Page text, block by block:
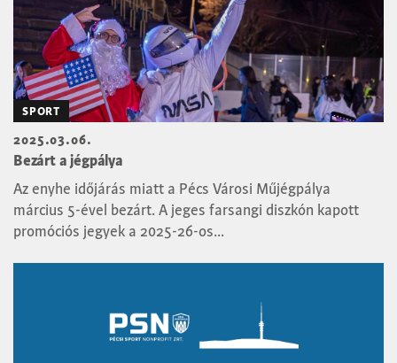
SPORT
2025.03.06.
Bezárt a jégpálya
Az enyhe időjárás miatt a Pécs Városi Műjégpálya
március 5-ével bezárt. A jeges farsangi diszkón kapott
promóciós jegyek a 2025-26-os...